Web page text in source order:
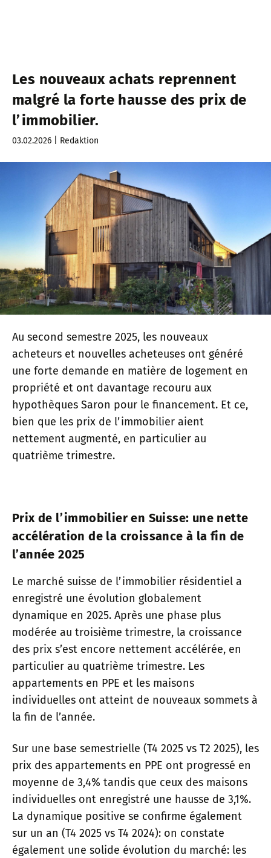
Les nouveaux achats reprennent
malgré la forte hausse des prix de
l’immobilier.
03.02.2026 | Redaktion
Au second semestre 2025, les nouveaux
acheteurs et nouvelles acheteuses ont généré
une forte demande en matière de logement en
propriété et ont davantage recouru aux
hypothèques Saron pour le financement. Et ce,
bien que les prix de l’immobilier aient
nettement augmenté, en particulier au
quatrième trimestre.
Prix de l’immobilier en Suisse: une nette
accélération de la croissance à la fin de
l’année 2025
Le marché suisse de l’immobilier résidentiel a
enregistré une évolution globalement
dynamique en 2025. Après une phase plus
modérée au troisième trimestre, la croissance
des prix s’est encore nettement accélérée, en
particulier au quatrième trimestre. Les
appartements en PPE et les maisons
individuelles ont atteint de nouveaux sommets à
la fin de l’année.
Sur une base semestrielle (T4 2025 vs T2 2025), les
prix des appartements en PPE ont progressé en
moyenne de 3,4% tandis que ceux des maisons
individuelles ont enregistré une hausse de 3,1%.
La dynamique positive se confirme également
sur un an (T4 2025 vs T4 2024): on constate
également une solide évolution du marché: les